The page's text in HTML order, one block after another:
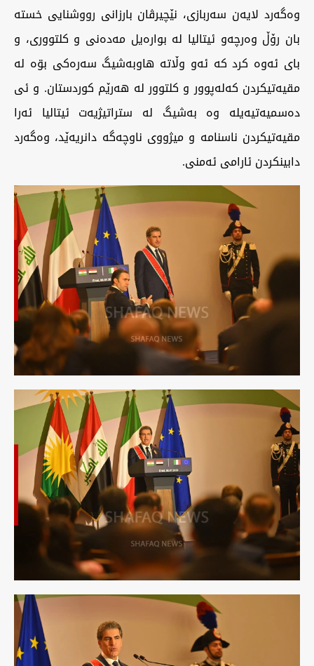
وەگەرد لایەن سەربازی، نێچیرڤان بارزانی رووشنایی خستە
بان رۆڵ وەرچەو ئیتالیا لە بوارەیل مەدەنی و کلتووری، و
بای ئەوە کرد کە ئەو وڵاتە هاوبەشیگ سەرەکی بۊە لە
مقیەتیکردن کەلەپوور و کلتوور لە هەرێم کوردستان. و ئی
دەسمیەتیەیلە وە بەشیگ لە ستراتیژیەت ئیتالیا ئەرا
مقیەتیکردن ناسنامە و میژووی ناوچەگە دانریەێد، وەگەرد
دابینکردن ئارامی ئەمنی.